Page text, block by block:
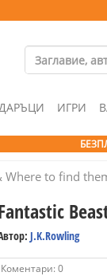
ИГРИ
Where to find
J.K.Rowling
Коментари: 0